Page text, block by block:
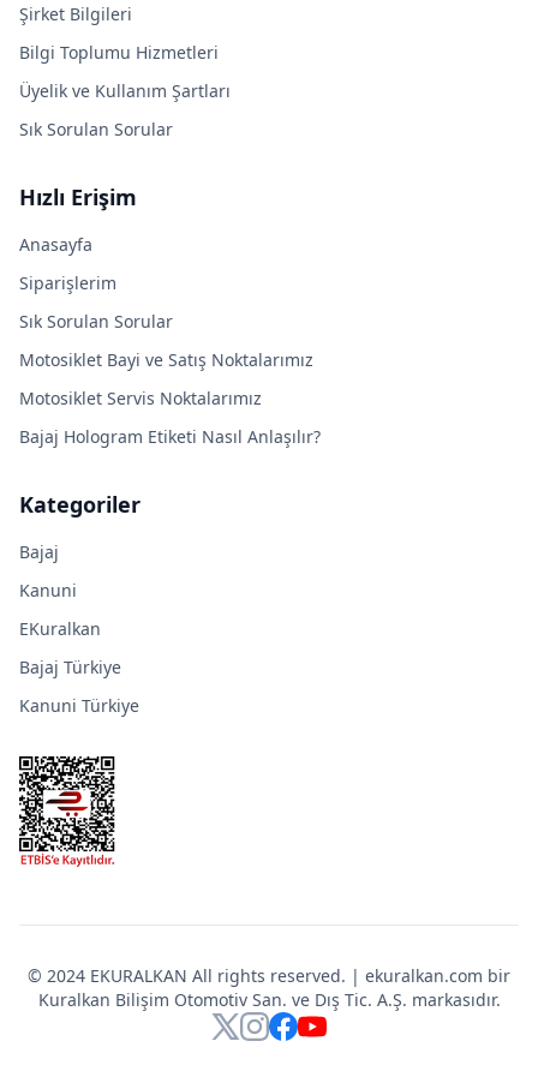
Şirket Bilgileri
Bilgi Toplumu Hizmetleri
Üyelik ve Kullanım Şartları
Sık Sorulan Sorular
Hızlı Erişim
Anasayfa
Siparişlerim
Sık Sorulan Sorular
Motosiklet Bayi ve Satış Noktalarımız
Motosiklet Servis Noktalarımız
Bajaj Hologram Etiketi Nasıl Anlaşılır?
Kategoriler
Bajaj
Kanuni
EKuralkan
Bajaj Türkiye
Kanuni Türkiye
© 2024 EKURALKAN All rights reserved. | ekuralkan.com bir
Kuralkan Bilişim Otomotiv San. ve Dış Tic. A.Ş. markasıdır.